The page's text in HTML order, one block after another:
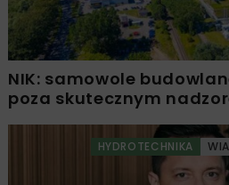
NIK: samowole
poza skutecznym
HYDROTECHNIKA